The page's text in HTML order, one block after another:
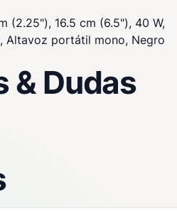
(2.25"), 16.5 cm (6.5"), 40 W,
Altavoz portátil mono, Negro
& Dudas